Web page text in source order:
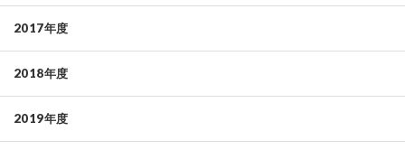
2017年度
2018年度
2019年度